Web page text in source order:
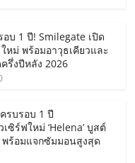
อบ 1 ปี! Smilegate เปิด
ใหม่ พร้อมอาวุธเคียวและ
รึ่งปีหลัง 2026
รบรอบ 1 ปี
ซิร์ฟใหม่ ‘Helena’ บูสต์
พร้อมแจกซัมมอนสูงสุด